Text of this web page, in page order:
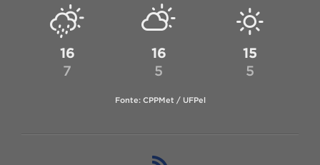
16
7
16
5
15
5
Fonte: CPPMet / UFPel